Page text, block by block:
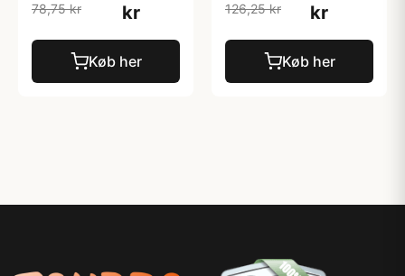
78,75 kr
kr
Køb her
126,25 kr
kr
Køb her